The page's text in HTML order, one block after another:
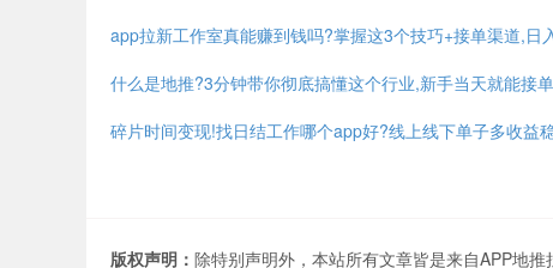
app拉新工作室真能赚到钱吗?掌握这3个技巧+接单渠道,日
什么是地推?3分钟带你彻底搞懂这个行业,新手当天就能接单
碎片时间变现!找日结工作哪个app好?线上线下单子多收益
版权声明： 除特别声明外，本站所有文章皆是来自APP地